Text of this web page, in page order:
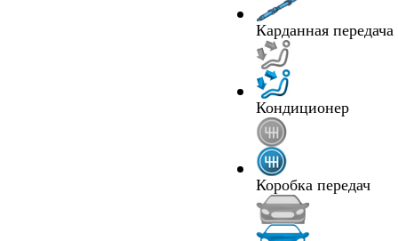
Карданная передача
Кондиционер
Коробка передач